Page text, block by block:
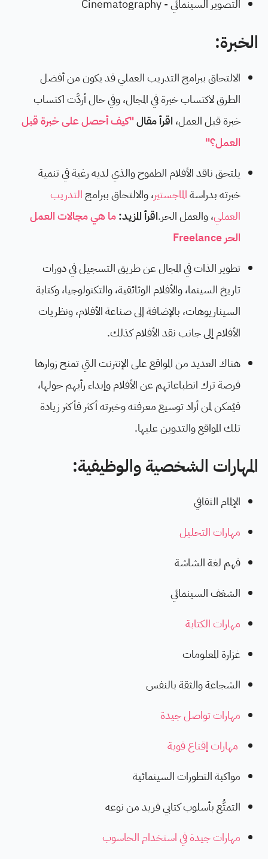
التصوير السينمائي - Cinematography
الخبرة:
الالتحاق ببرامج التدريب العملي قد يكون من أفضل
الطرق لاكتساب خبرة في المجال، وفي حال أردَّت اكتساب
خبرة قبل العمل، اقرأ مقال"كيف أحصل على خبرة قبل
العمل؟"
يلتحق ناقد الأفلام الطموح والذي لديه رغبة في تنمية
خبرته بدراسةالماجستير، والالتحاق ببرامجالتدريب
العملي، والعمل الحر.اقرأ المزيد:ما هي مجالات العمل
الحر Freelance
تطوير الذات في المجال عن طريق التسجيل في دورات
تاريخ السينما، والأفلام الوثائقية، والتكنولوجيا، وكتابة
السيناريوهات، بالإضافة إلى صناعة الأفلام، ونظريات
الأفلام إلى جانب نقد الأفلام كذلك.
هناك العديد من المواقع على الإنترنت التي تمنح زوارها
فرصة ترك انطباعاتهم عن الأفلام وإبداء رأيهم حولها،
فيُمكن لمن أراد توسيع معرفته وخبرته أكثر فأكثر زيادة
تلك المواقع والتدوين عليها.
المهارات الشخصية والوظيفية:
الإلمام الثقافي
مهارات التحليل
فهم لغة الشاشة
الشغف السينمائي
مهارات الكتابة
غزارة المعلومات
الشجاعة والثقة بالنفس
مهارات تواصل جيدة
مهارات إقناع قوية
مواكبة التطورات السينمائية
التمتُّع بأسلوب كتابي فريد من نوعه
مهارات جيدة في استخدام الحاسوب